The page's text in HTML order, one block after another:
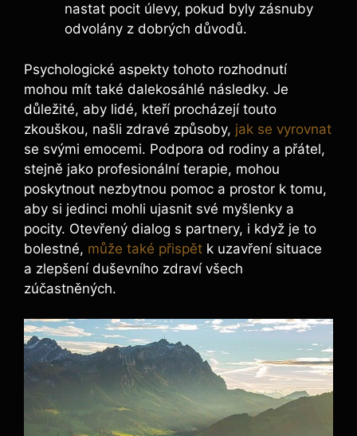
nastat pocit úlevy, pokud byly zásnuby
odvolány z dobrých důvodů.
Psychologické aspekty tohoto rozhodnutí
mohou mít také dalekosáhlé následky. Je
důležité, aby lidé, kteří procházejí touto
zkouškou, našli zdravé způsoby, jak se vyrovnat
se svými emocemi. Podpora od rodiny a přátel,
stejně jako profesionální terapie, mohou
poskytnout nezbytnou pomoc a prostor k tomu,
aby si jedinci mohli ujasnit své myšlenky a
pocity. Otevřený dialog s partnery, i když je to
bolestné, může také přispět k uzavření situace
a zlepšení duševního zdraví všech
zúčastněných.